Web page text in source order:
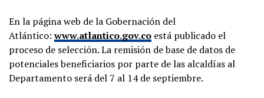
En la página web de la Gobernación del
Atlántico:www.atlantico.gov.co está publicado el
proceso de selección. La remisión de base de datos de
potenciales beneficiarios por parte de las alcaldías al
Departamento será del 7 al 14 de septiembre.